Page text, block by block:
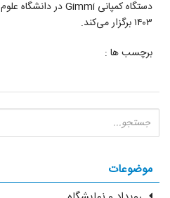
۱۴۰۳ برگزار می‌کند.
برچسب ها :
موضوعات